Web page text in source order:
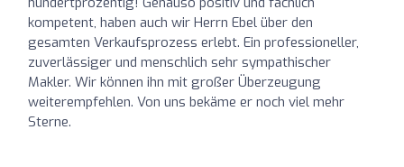
kompetent, haben auch wir Herrn Ebel über den
gesamten Verkaufsprozess erlebt. Ein professioneller,
zuverlässiger und menschlich sehr sympathischer
Makler. Wir können ihn mit großer Überzeugung
weiterempfehlen. Von uns bekäme er noch viel mehr
Sterne.